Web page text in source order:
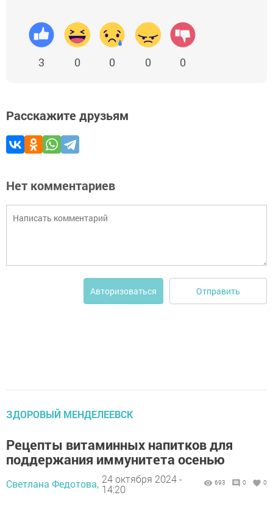
3 0 0 0 0
Расскажите друзьям
Нет комментариев
Авторизоваться Отправить
ЗДОРОВЫЙ МЕНДЕЛЕЕВСК
Рецепты витаминных напитков для
поддержания иммунитета осенью
Светлана Федотова, 24 октября 2024 -
14:20
693 0 0